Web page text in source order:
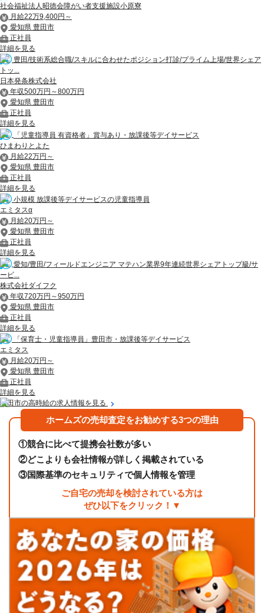
社会福祉法人昭徳会障がい者支援施設小原寮
月給22万9,400円～
愛知県 豊田市
正社員
詳細を見る
豊田/技術系総合職/スキルに合わせたポジション打診/プライム上場/世界シェア
トッ...
日本発条株式会社
年収500万円～800万円
愛知県 豊田市
正社員
詳細を見る
「児童指導員 有資格者」賞与あり・放課後等デイサービス
ひまわりとよた
月給22万円～
愛知県 豊田市
正社員
詳細を見る
小規模 放課後等デイサービスの児童指導員
エミタスα
月給20万円～
愛知県 豊田市
正社員
詳細を見る
愛知/豊田/フィールドエンジニア マテハン業界9年連続世界シェアトップ級/サ
ービ...
株式会社ダイフク
年収720万円～950万円
愛知県 豊田市
正社員
詳細を見る
「保育士・児童指導員」豊田市・放課後等デイサービス
エミタス
月給20万円～
愛知県 豊田市
正社員
詳細を見る
豊田市の高時給の求人情報を見る
ホームズの売却査定をお勧めする3つの理由
①競合に比べて提携会社数が多い
②どこよりも会社情報が詳しく掲載されている
③国際基準のセキュリティで個人情報を管理
ご自宅の売却を検討されている方は
ぜひ以下をクリック！▼